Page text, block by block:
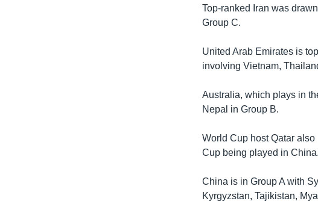
Top-ranked Iran was
Group C.
United Arab Emirates is
involving Vietnam,
Australia, which plays in
Nepal in Group B.
World Cup host Qatar
Cup being played in
China is in Group A with
Kyrgyzstan, Tajikistan,